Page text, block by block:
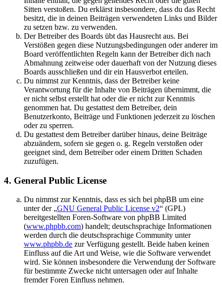
Sitten verstoßen. Du erklärst insbesondere, dass du das Recht
besitzt, die in deinen Beiträgen verwendeten Links und Bilder
zu setzen bzw. zu verwenden.
Der Betreiber des Boards übt das Hausrecht aus. Bei
Verstößen gegen diese Nutzungsbedingungen oder anderer im
Board veröffentlichten Regeln kann der Betreiber dich nach
Abmahnung zeitweise oder dauerhaft von der Nutzung dieses
Boards ausschließen und dir ein Hausverbot erteilen.
Du nimmst zur Kenntnis, dass der Betreiber keine
Verantwortung für die Inhalte von Beiträgen übernimmt, die
er nicht selbst erstellt hat oder die er nicht zur Kenntnis
genommen hat. Du gestattest dem Betreiber, dein
Benutzerkonto, Beiträge und Funktionen jederzeit zu löschen
oder zu sperren.
Du gestattest dem Betreiber darüber hinaus, deine Beiträge
abzuändern, sofern sie gegen o. g. Regeln verstoßen oder
geeignet sind, dem Betreiber oder einem Dritten Schaden
zuzufügen.
4. General Public License
Du nimmst zur Kenntnis, dass es sich bei phpBB um eine
unter der „GNU General Public License v2“ (GPL)
bereitgestellten Foren-Software von phpBB Limited
(www.phpbb.com) handelt; deutschsprachige Informationen
werden durch die deutschsprachige Community unter
www.phpbb.de zur Verfügung gestellt. Beide haben keinen
Einfluss auf die Art und Weise, wie die Software verwendet
wird. Sie können insbesondere die Verwendung der Software
für bestimmte Zwecke nicht untersagen oder auf Inhalte
fremder Foren Einfluss nehmen.